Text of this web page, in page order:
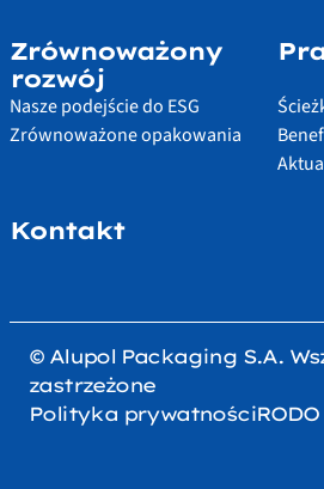
Zrównoważony
rozwój
Nasze podejście do ESG
Zrównoważone opakowania
Kontakt
© Alupol Packaging S.A.
zastrzeżone
Polityka prywatnościRODO